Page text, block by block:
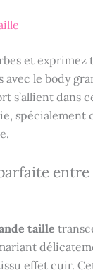
et exprimez
avec le body
s’allient dans
spécialement
taille
effet cuir.